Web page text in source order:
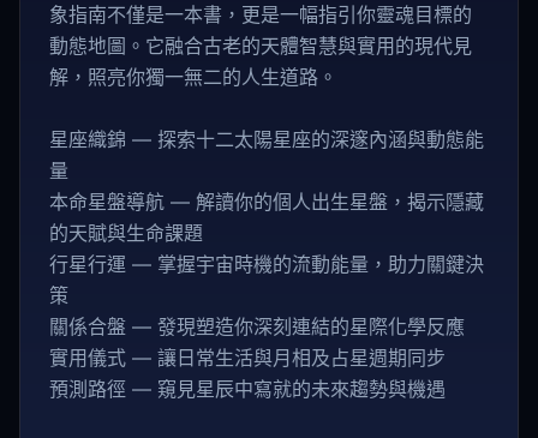
象指南不僅是一本書，更是一幅指引你靈魂目標的
動態地圖。它融合古老的天體智慧與實用的現代見
解，照亮你獨一無二的人生道路。
星座織錦 — 探索十二太陽星座的深邃內涵與動態能
量
本命星盤導航 — 解讀你的個人出生星盤，揭示隱藏
的天賦與生命課題
行星行運 — 掌握宇宙時機的流動能量，助力關鍵決
策
關係合盤 — 發現塑造你深刻連結的星際化學反應
實用儀式 — 讓日常生活與月相及占星週期同步
預測路徑 — 窺見星辰中寫就的未來趨勢與機遇